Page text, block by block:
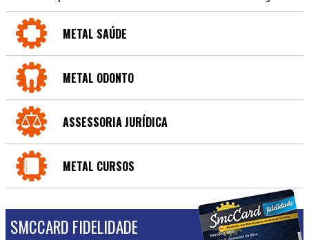
METAL SAÚDE
METAL ODONTO
ASSESSORIA JURÍDICA
METAL CURSOS
SMCCARD FIDELIDADE